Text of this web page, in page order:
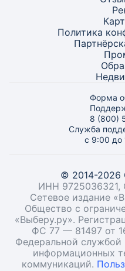
Политика
Форма
8 (800)
Служба
с 9:00 до
© 2014-2026
ИНН 9725036321,
Сетевое издание
Общество с
«Выберу.ру».
ФС 77 — 81497 от
Федеральной службой
информационных
коммуникаций.